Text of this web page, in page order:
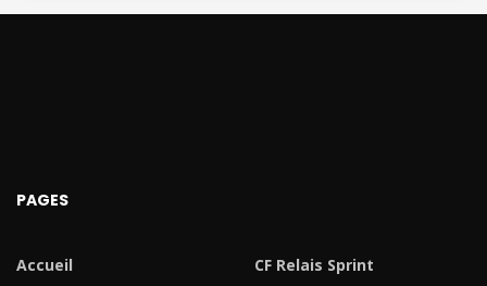
PAGES
Accueil
CF Relais Sprint